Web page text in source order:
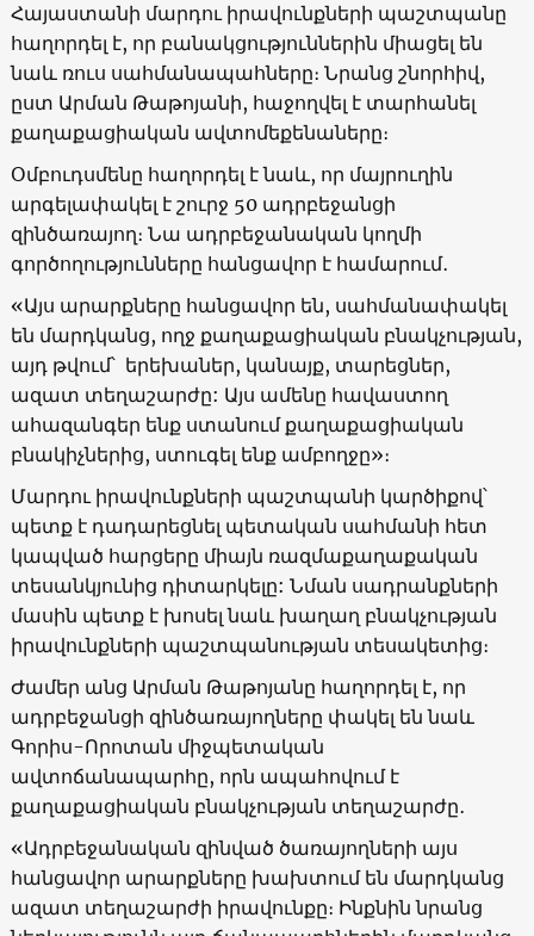
Հայաստանի մարդու իրավունքների պաշտպանը
հաղորդել է, որ բանակցություններին միացել են
նաև ռուս սահմանապահները։ Նրանց շնորհիվ,
ըստ Արման Թաթոյանի, հաջողվել է տարհանել
քաղաքացիական ավտոմեքենաները։
Օմբուդսմենը հաղորդել է նաև, որ մայրուղին
արգելափակել է շուրջ 50 ադրբեջանցի
զինծառայող։ Նա ադրբեջանական կողմի
գործողությունները հանցավոր է համարում․
«Այս արարքները հանցավոր են, սահմանափակել
են մարդկանց, ողջ քաղաքացիական բնակչության,
այդ թվում՝ երեխաներ, կանայք, տարեցներ,
ազատ տեղաշարժը: Այս ամենը հավաստող
ահազանգեր ենք ստանում քաղաքացիական
բնակիչներից, ստուգել ենք ամբողջը»։
Մարդու իրավունքների պաշտպանի կարծիքով՝
պետք է դադարեցնել պետական սահմանի հետ
կապված հարցերը միայն ռազմաքաղաքական
տեսանկյունից դիտարկելը: Նման սադրանքների
մասին պետք է խոսել նաև խաղաղ բնակչության
իրավունքների պաշտպանության տեսակետից։
Ժամեր անց Արման Թաթոյանը հաղորդել է, որ
ադրբեջանցի զինծառայողները փակել են նաև
Գորիս-Որոտան միջպետական
ավտոճանապարհը, որն ապահովում է
քաղաքացիական բնակչության տեղաշարժը․
«Ադրբեջանական զինված ծառայողների այս
հանցավոր արարքները խախտում են մարդկանց
ազատ տեղաշարժի իրավունքը։ Ինքնին նրանց